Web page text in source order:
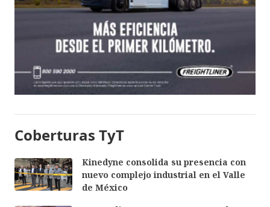
Coberturas TyT
Kinedyne consolida su presencia con
nuevo complejo industrial en el Valle
de México